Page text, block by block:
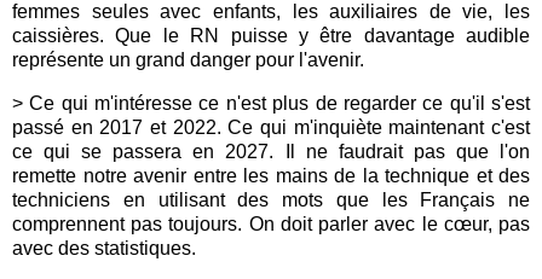
femmes seules avec enfants, les auxiliaires de vie, les
caissières. Que le RN puisse y être davantage audible
représente un grand danger pour l'avenir.
> Ce qui m'intéresse ce n'est plus de regarder ce qu'il s'est
passé en 2017 et 2022. Ce qui m'inquiète maintenant c'est
ce qui se passera en 2027. Il ne faudrait pas que l'on
remette notre avenir entre les mains de la technique et des
techniciens en utilisant des mots que les Français ne
comprennent pas toujours. On doit parler avec le cœur, pas
avec des statistiques.